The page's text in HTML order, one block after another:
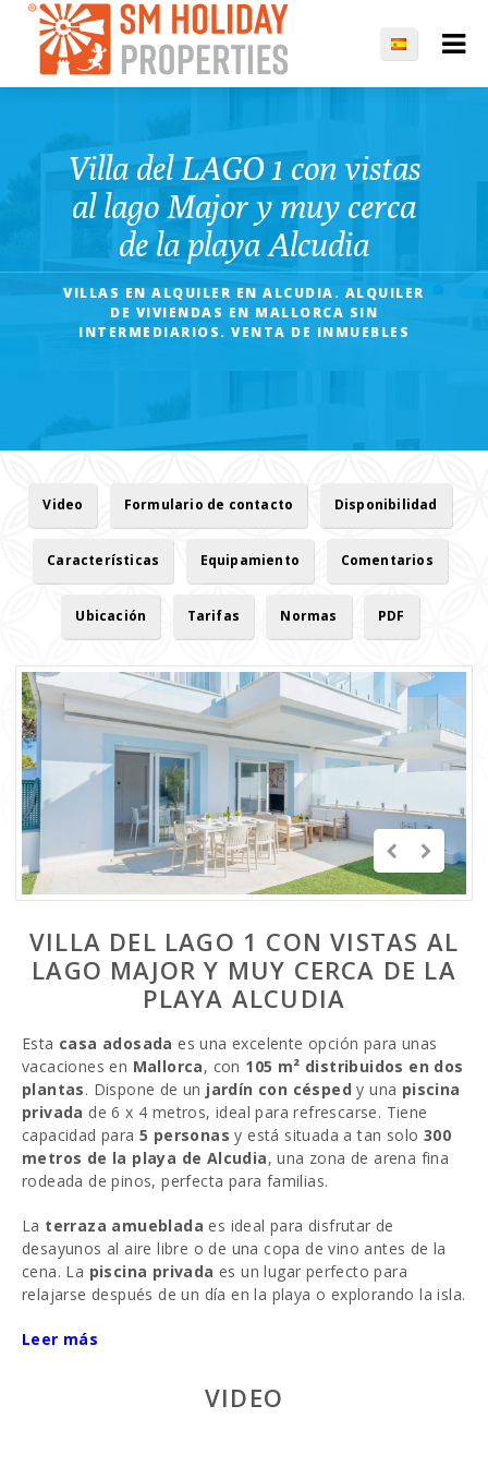
Villa del LAGO 1 con vistas
al lago Major y muy cerca
de la playa Alcudia
VILLAS EN ALQUILER EN ALCUDIA. ALQUILER
DE VIVIENDAS EN MALLORCA SIN
INTERMEDIARIOS. VENTA DE INMUEBLES
Video Formulario de contacto Disponibilidad
Características Equipamiento Comentarios
Ubicación Tarifas Normas PDF
VILLA DEL LAGO 1 CON VISTAS AL
LAGO MAJOR Y MUY CERCA DE LA
PLAYA ALCUDIA
Esta casa adosada es una excelente opción para unas
vacaciones en Mallorca, con 105 m² distribuidos en dos
plantas. Dispone de un jardín con césped y una piscina
privada de 6 x 4 metros, ideal para refrescarse. Tiene
capacidad para5 personas y está situada a tan solo 300
metros de la playa de Alcudia, una zona de arena fina
rodeada de pinos, perfecta para familias.
La terraza amueblada es ideal para disfrutar de
desayunos al aire libre o de una copa de vino antes de la
cena. La piscina privada es un lugar perfecto para
relajarse después de un día en la playa o explorando la isla.
En el interior, el
, totalmente equipada, incluye horno,
lavavajillas, vitrocerámica, microondas, cafetera y
Leer más
VIDEO